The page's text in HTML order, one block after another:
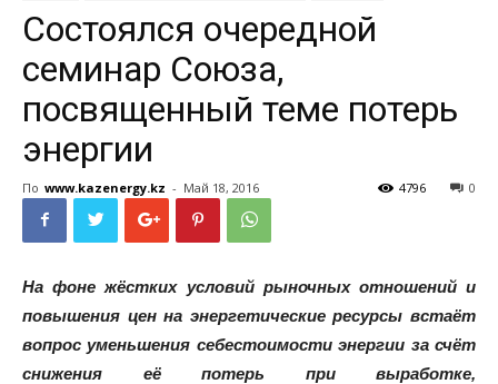
Состоялся очередной
семинар Союза,
посвященный теме потерь
энергии
По www.kazenergy.kz - Май 18, 2016 0
4796
На фоне жёстких условий рыночных отношений и
повышения цен на энергетические ресурсы встаёт
вопрос уменьшения себестоимости энергии за счёт
снижения её потерь при выработке,